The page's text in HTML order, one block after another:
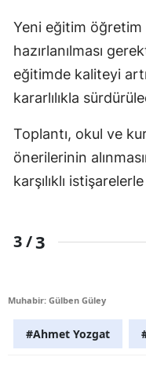
Yeni eğitim öğretim
hazırlanılması
eğitimde kaliteyi
kararlılıkla
Toplantı, okul ve
önerilerinin
karşılıklı
3 /3
Muhabir: Gülben Güley
#Ahmet Yozgat